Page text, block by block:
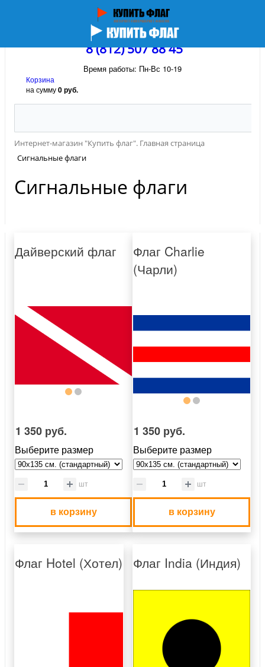
8 (812) 507 88 45
Время работы: Пн-Вс 10-19
Корзина
на сумму0 руб.
Интернет-магазин "Купить флаг". Главная страница
Сигнальные флаги
Сигнальные флаги
Дайверский флаг
1 350 руб.
Выберите размер
шт
в корзину
Флаг Charlie
(Чарли)
1 350 руб.
Выберите размер
шт
в корзину
Флаг Hotel (Хотел) Флаг India (Индия)